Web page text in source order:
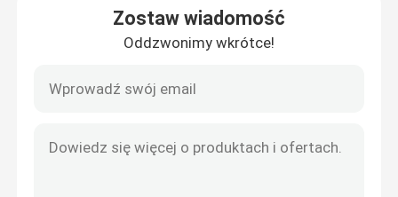
Zostaw wiadomość
Oddzwonimy wkrótce!